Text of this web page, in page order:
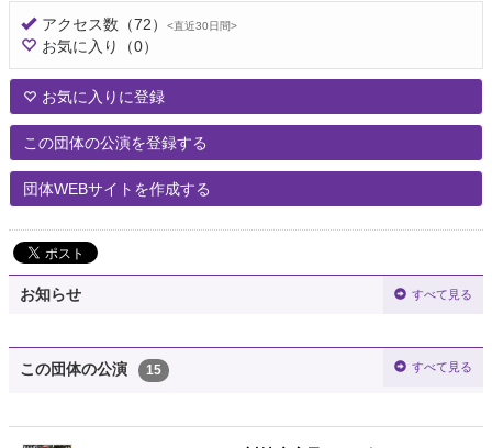
アクセス数 （72） <直近30日間>
お気に入り （0）
お気に入りに登録
この団体の公演を登録する
団体WEBサイトを作成する
お知らせ すべて見る
この団体の公演 15 すべて見る